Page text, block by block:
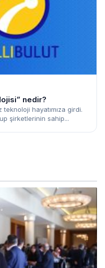
nedir?
teknoloji hayatımıza girdi.
şirketlerinin sahip...